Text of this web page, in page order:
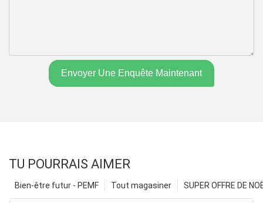
Envoyer Une Enquête Maintenant
TU POURRAIS AIMER
SUPER OFFRE DE
Tout magasiner
Bien-être futur - PEMF